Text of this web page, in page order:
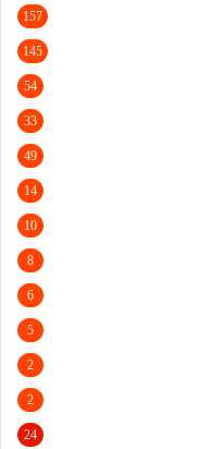
157
145
54
33
49
14
10
8
6
5
2
2
24